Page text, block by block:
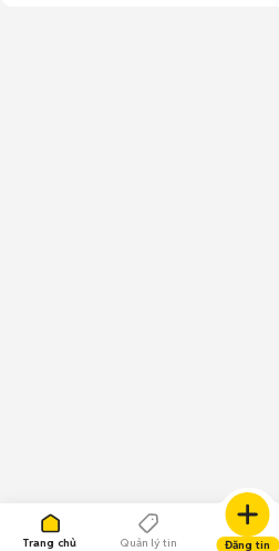
Trang chủ Quản lý tin Đăng tin